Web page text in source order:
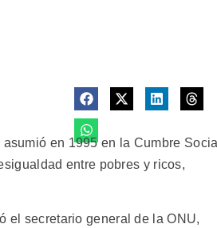
en 1995 en la Cumbre
entre pobres y ricos,
el secretario general de la ONU,